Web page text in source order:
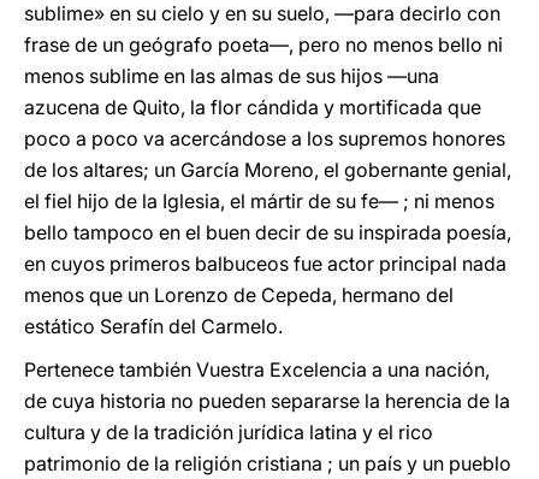
sublime» en su cielo y en su suelo, —para decirlo con
frase de un geógrafo poeta—, pero no menos bello ni
menos sublime en las almas de sus hijos —una
azucena de Quito, la flor cándida y mortificada que
poco a poco va acercándose a los supremos honores
de los altares; un García Moreno, el gobernante genial,
el fiel hijo de la Iglesia, el mártir de su fe— ; ni menos
bello tampoco en el buen decir de su inspirada poesía,
en cuyos primeros balbuceos fue actor principal nada
menos que un Lorenzo de Cepeda, hermano del
estático Serafín del Carmelo.
Pertenece también Vuestra Excelencia a una nación,
de cuya historia no pueden separarse la herencia de la
cultura y de la tradición jurídica latina y el rico
patrimonio de la religión cristiana ; un país y un pueblo